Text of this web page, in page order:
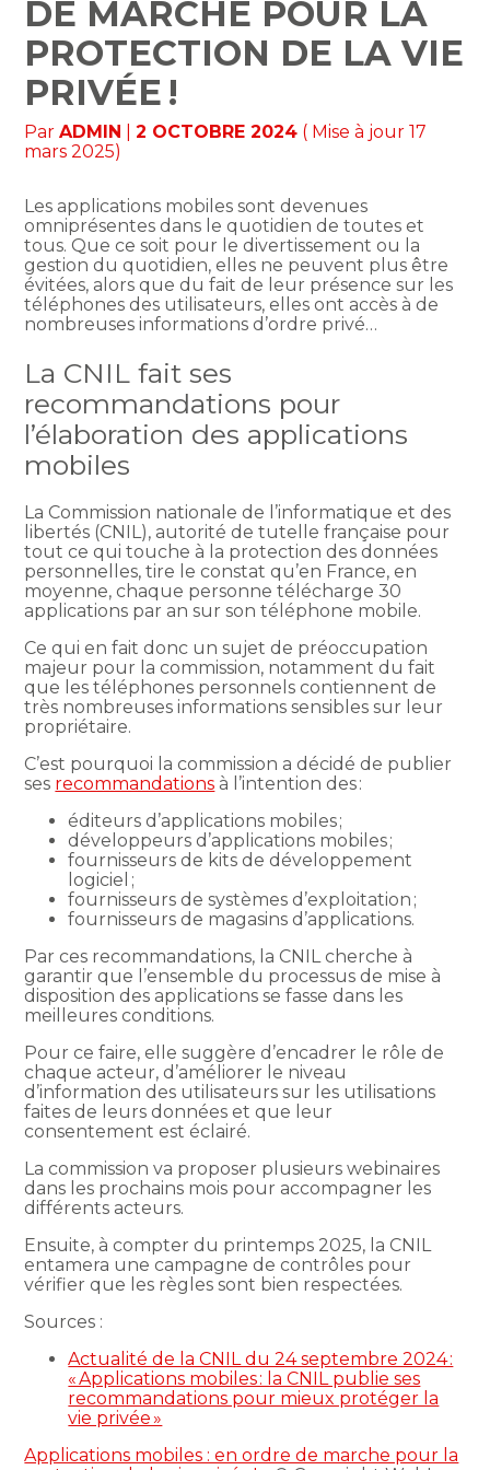
DE MARCHE POUR LA
PROTECTION DE LA VIE
PRIVÉE !
ParADMIN |2 OCTOBRE 2024 ( Mise à jour 17
mars 2025)
Les applications mobiles sont devenues
omniprésentes dans le quotidien de toutes et
tous. Que ce soit pour le divertissement ou la
gestion du quotidien, elles ne peuvent plus être
évitées, alors que du fait de leur présence sur les
téléphones des utilisateurs, elles ont accès à de
nombreuses informations d’ordre privé…
La CNIL fait ses
recommandations pour
l’élaboration des applications
mobiles
La Commission nationale de l’informatique et des
libertés (CNIL), autorité de tutelle française pour
tout ce qui touche à la protection des données
personnelles, tire le constat qu’en France, en
moyenne, chaque personne télécharge 30
applications par an sur son téléphone mobile.
Ce qui en fait donc un sujet de préoccupation
majeur pour la commission, notamment du fait
que les téléphones personnels contiennent de
très nombreuses informations sensibles sur leur
propriétaire.
C’est pourquoi la commission a décidé de publier
ses recommandations à l’intention des :
éditeurs d’applications mobiles ;
développeurs d’applications mobiles ;
fournisseurs de kits de développement
logiciel ;
fournisseurs de systèmes d’exploitation ;
fournisseurs de magasins d’applications.
Par ces recommandations, la CNIL cherche à
garantir que l’ensemble du processus de mise à
disposition des applications se fasse dans les
meilleures conditions.
Pour ce faire, elle suggère d’encadrer le rôle de
chaque acteur, d’améliorer le niveau
d’information des utilisateurs sur les utilisations
faites de leurs données et que leur
consentement est éclairé.
La commission va proposer plusieurs webinaires
dans les prochains mois pour accompagner les
différents acteurs.
Ensuite, à compter du printemps 2025, la CNIL
entamera une campagne de contrôles pour
vérifier que les règles sont bien respectées.
Sources :
Actualité de la CNIL du 24 septembre 2024 :
« Applications mobiles : la CNIL publie ses
recommandations pour mieux protéger la
vie privée »
Applications mobiles : en ordre de marche pour la